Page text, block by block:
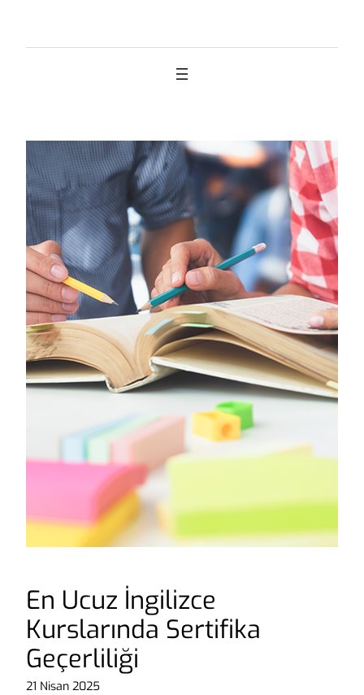
En Ucuz İngilizce
Kurslarında Sertifika
Geçerliliği
21 Nisan 2025